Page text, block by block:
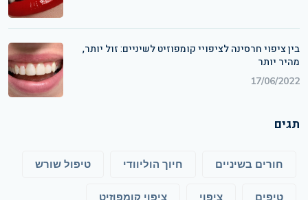
בין ציפוי חרסינה לציפויי קומפוזיט לשיניים: זול יותר,
מהיר יותר
17/06/2022
תגים
חורים בשיניים חיוך הוליוודי טיפול שורש